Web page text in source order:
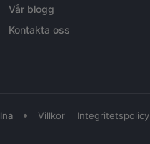
Vår blogg
Kontakta oss
• Villkor Integritetspolicy